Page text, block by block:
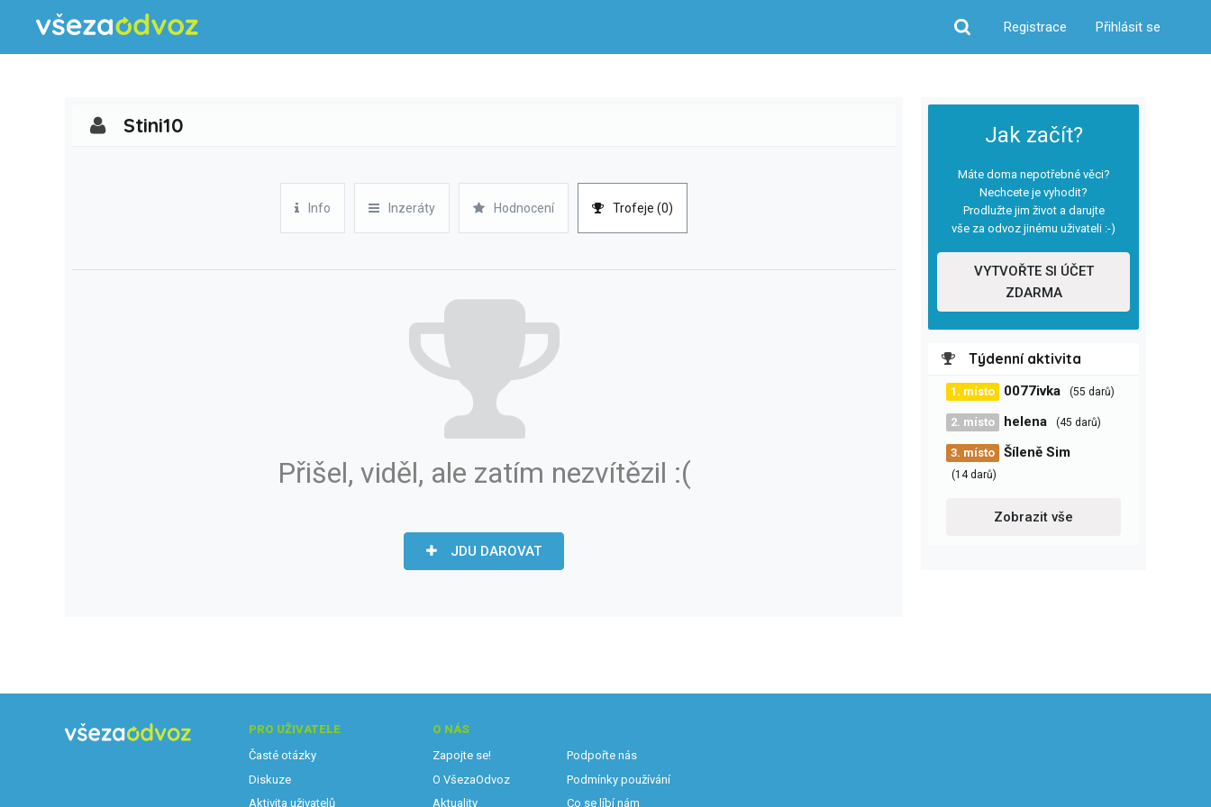
Hledat
Registrace Přihlásit se
Jak začít?
Máte doma nepotřebné věci?
Nechcete je vyhodit?
Prodlužte jim život a darujte
vše za odvoz jinému uživateli :-)
VYTVOŘTE SI ÚČET
ZDARMA
Týdenní aktivita
1. místo 0077ivka (55 darů)
2. místo helena (45 darů)
3. místo Šíleně Sim
(14 darů)
Zobrazit vše
Stini10
Info Inzeráty Hodnocení Trofeje (0)
Přišel, viděl, ale zatím nezvítězil :(
JDU DAROVAT
PRO UŽIVATELE
Časté otázky
Diskuze
Aktivita uživatelů
O NÁS
Zapojte se!
O VšezaOdvoz
Aktuality
Podpořte nás
Podmínky používání
Co se líbí nám